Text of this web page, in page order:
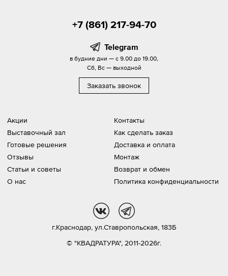
Акции
Выставочный зал
Готовые решения
Отзывы
Статьи и советы
О нас
Контакты
Как сделать заказ
Доставка и оплата
Монтаж
Возврат и обмен
Политика конфиденциальности
+7 (861) 217-94-70
Telegram
в будние дни — с 9.00 до 19.00,
Сб, Вс — выходной
Заказать звонок
© "КВАДРАТУРА", 2011-2026г.
г.Краснодар, ул.Ставропольская, 183Б
vk